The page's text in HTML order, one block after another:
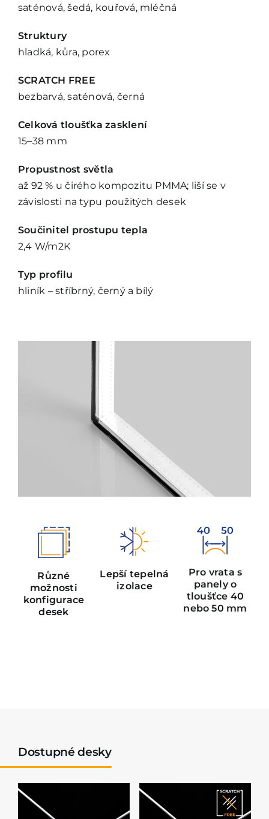
Různé
možnosti
konfigurace
desek
Lepší tepelná
izolace
Pro vrata s
panely o
tloušťce 40
nebo 50 mm
saténová, šedá, kouřová, mléčná
Struktury
hladká, kůra, porex
SCRATCH FREE
bezbarvá, saténová, černá
Celková tloušťka zasklení
15–38 mm
Propustnost světla
až 92 % u čirého kompozitu PMMA; liší se v
závislosti na typu použitých desek
Součinitel prostupu tepla
2,4 W/m2K
Typ profilu
hliník – stříbrný, černý a bílý
Dostupné desky